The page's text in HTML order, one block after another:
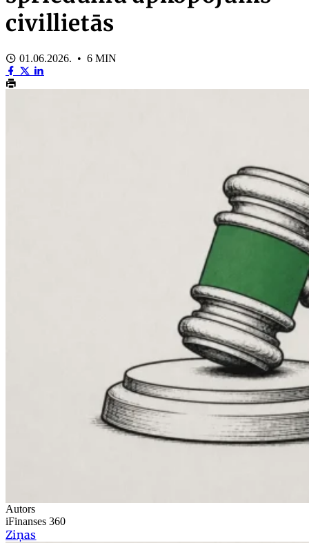
civillietās
01.06.2026. • 6 MIN
Autors
iFinanses 360
Ziņas